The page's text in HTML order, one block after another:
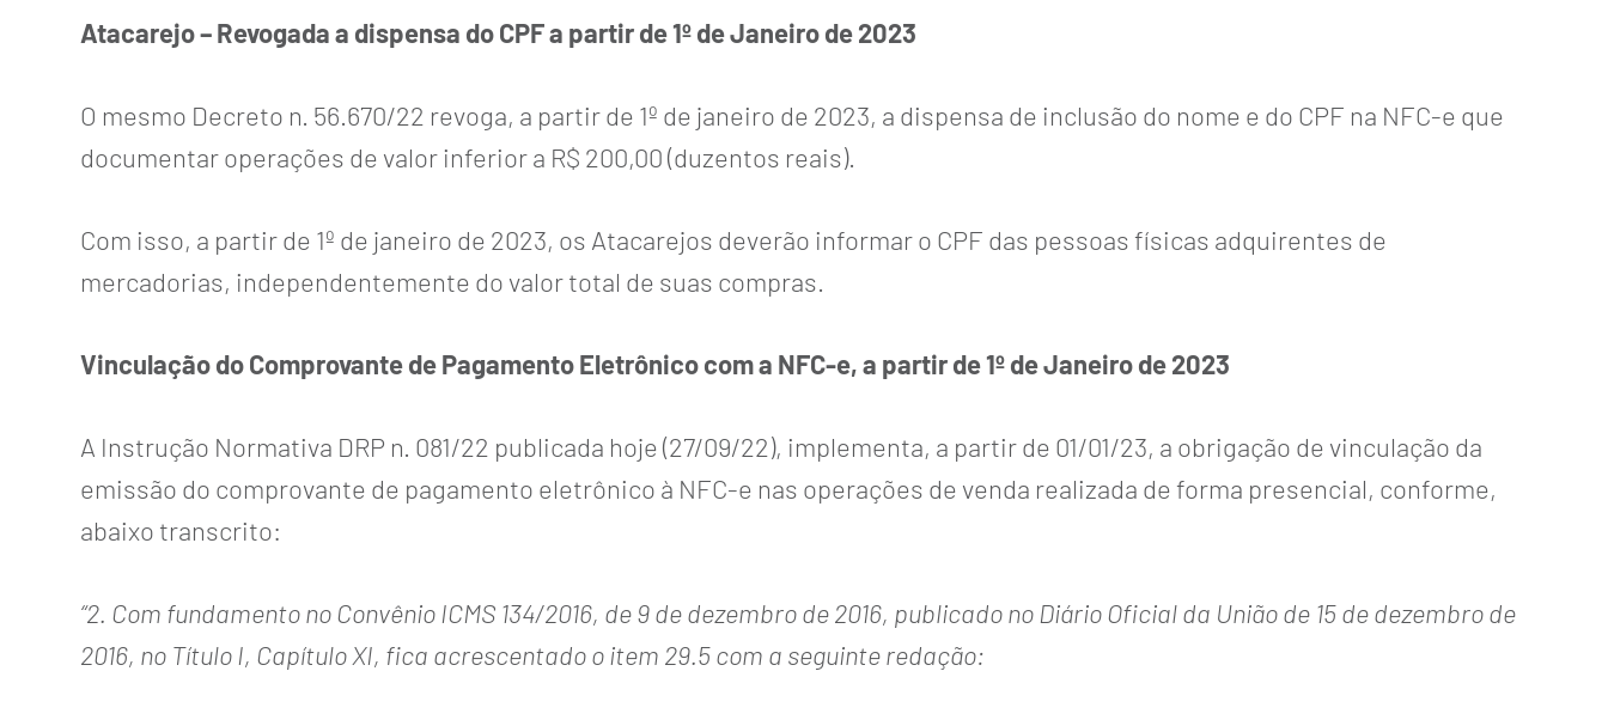
Atacarejo – Revogada a dispensa do CPF a partir de 1º de Janeiro de 2023
O mesmo Decreto n. 56.670/22 revoga, a partir de 1º de janeiro de 2023, a dispensa de inclusão do nome e do CPF na NFC-e que
documentar operações de valor inferior a R$ 200,00 (duzentos reais).
Com isso, a partir de 1º de janeiro de 2023, os Atacarejos deverão informar o CPF das pessoas físicas adquirentes de
mercadorias, independentemente do valor total de suas compras.
Vinculação do Comprovante de Pagamento Eletrônico com a NFC-e, a partir de 1º de Janeiro de 2023
A Instrução Normativa DRP n. 081/22 publicada hoje (27/09/22), implementa, a partir de 01/01/23, a obrigação de vinculação da
emissão do comprovante de pagamento eletrônico à NFC-e nas operações de venda realizada de forma presencial, conforme,
abaixo transcrito:
“2. Com fundamento no Convênio ICMS 134/2016, de 9 de dezembro de 2016, publicado no Diário Oficial da União de 15 de dezembro de
2016, no Título I, Capítulo XI, fica acrescentado o item 29.5 com a seguinte redação: